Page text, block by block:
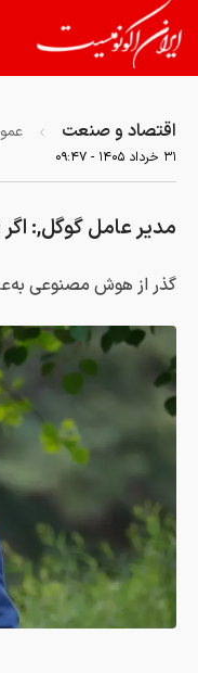
اقتصاد و صنعت
۳۱ خرداد ۱۴۰۵ - ۰۹:۴۷
مدیر عامل گوگل,:
گذر از هوش مصنوعی